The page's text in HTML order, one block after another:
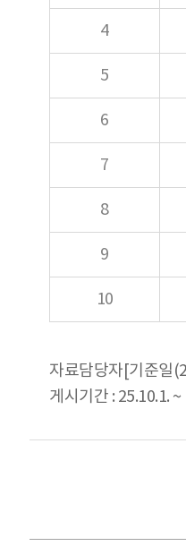
4
5
6
7
8
9
10
자료담당자[기준일
게시기간 : 25.10.1. ~